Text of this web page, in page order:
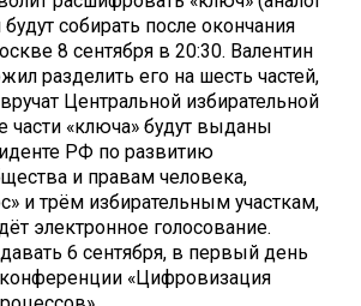
собирать после окончания
8 сентября в 20:30. Валентин
разделить его на шесть частей,
Центральной избирательной
части «ключа» будут выданы
РФ по развитию
и правам человека,
и трём избирательным участкам,
электронное голосование.
6 сентября, в первый день
«Цифровизация